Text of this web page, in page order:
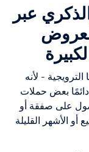
عبر
- لأنه
دائمًا بعض حملات
على صفقة أو
الأشهر القليلة